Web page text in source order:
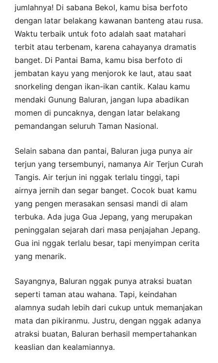
jumlahnya! Di sabana Bekol, kamu bisa berfoto
dengan latar belakang kawanan banteng atau rusa.
Waktu terbaik untuk foto adalah saat matahari
terbit atau terbenam, karena cahayanya dramatis
banget. Di Pantai Bama, kamu bisa berfoto di
jembatan kayu yang menjorok ke laut, atau saat
snorkeling dengan ikan-ikan cantik. Kalau kamu
mendaki Gunung Baluran, jangan lupa abadikan
momen di puncaknya, dengan latar belakang
pemandangan seluruh Taman Nasional.
Selain sabana dan pantai, Baluran juga punya air
terjun yang tersembunyi, namanya Air Terjun Curah
Tangis. Air terjun ini nggak terlalu tinggi, tapi
airnya jernih dan segar banget. Cocok buat kamu
yang pengen merasakan sensasi mandi di alam
terbuka. Ada juga Gua Jepang, yang merupakan
peninggalan sejarah dari masa penjajahan Jepang.
Gua ini nggak terlalu besar, tapi menyimpan cerita
yang menarik.
Sayangnya, Baluran nggak punya atraksi buatan
seperti taman atau wahana. Tapi, keindahan
alamnya sudah lebih dari cukup untuk memanjakan
mata dan pikiranmu. Justru, dengan nggak adanya
atraksi buatan, Baluran berhasil mempertahankan
keaslian dan kealamiannya.